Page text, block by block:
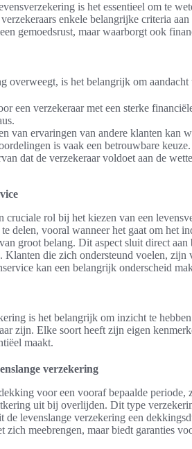
is het essentieel om te
enkele belangrijke criteria
gemoedsrust, maar waarborgt ook
overweegt, is het belangrijk om
een verzekeraar met een sterke
van ervaringen van andere klanten kan
is vaak een betrouwbare keuze.
dat de verzekeraar voldoet aan de
cruciale rol bij het kiezen van een
delen, vooral wanneer het gaat om het
groot belang. Dit aspect sluit direct aan
. Klanten die zich ondersteund voelen, zijn
kan een belangrijk onderscheid
is het belangrijk om inzicht te
zijn. Elke soort heeft zijn eigen
maakt.
verzekering
voor een vooraf bepaalde periode,
uit bij overlijden. Dit type
de levenslange verzekering een
zich meebrengen, maar biedt garanties